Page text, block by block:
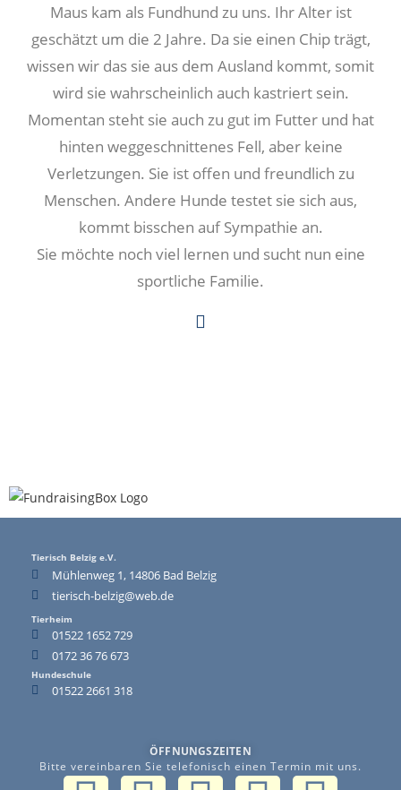
Maus kam als Fundhund zu uns. Ihr Alter ist
geschätzt um die 2 Jahre. Da sie einen Chip trägt,
wissen wir das sie aus dem Ausland kommt, somit
wird sie wahrscheinlich auch kastriert sein.
Momentan steht sie auch zu gut im Futter und hat
hinten weggeschnittenes Fell, aber keine
Verletzungen. Sie ist offen und freundlich zu
Menschen. Andere Hunde testet sie sich aus,
kommt bisschen auf Sympathie an.
Sie möchte noch viel lernen und sucht nun eine
sportliche Familie.
Tierisch Belzig e.V.
Mühlenweg 1, 14806 Bad Belzig
tierisch-belzig@web.de
Tierheim
01522 1652 729
0172 36 76 673
Hundeschule
01522 2661 318
ÖFFNUNGSZEITEN
Bitte vereinbaren Sie telefonisch einen Termin mit uns.